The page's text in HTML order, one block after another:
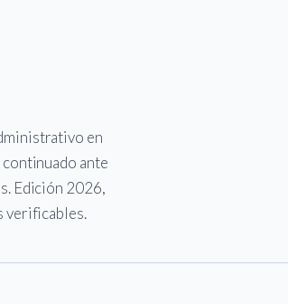
en
ante
Edición 2026,
verificables.